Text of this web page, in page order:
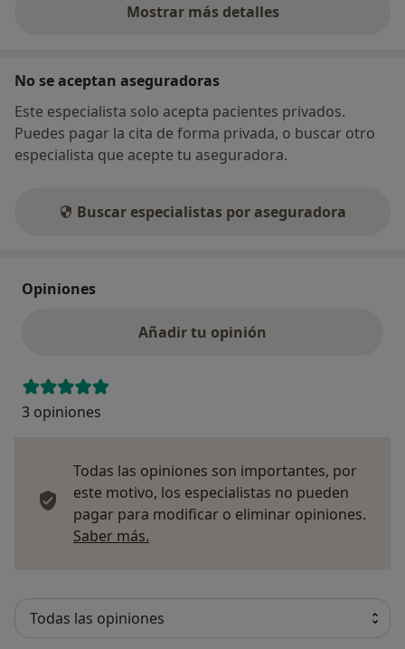
Mostrar más detalles
sobre la dirección
No se aceptan aseguradoras
Este especialista solo acepta pacientes privados.
Puedes pagar la cita de forma privada, o buscar otro
especialista que acepte tu aseguradora.
Buscar especialistas por aseguradora
Opiniones
Añadir tu opinión
3 opiniones
Todas las opiniones son importantes, por
este motivo, los especialistas no pueden
pagar para modificar o eliminar opiniones.
Saber más.